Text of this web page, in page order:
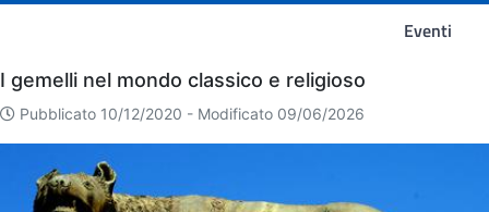
Eventi
Eventi
I gemelli nel mondo classico e religioso
Pubblicato 10/12/2020 - Modificato 09/06/2026